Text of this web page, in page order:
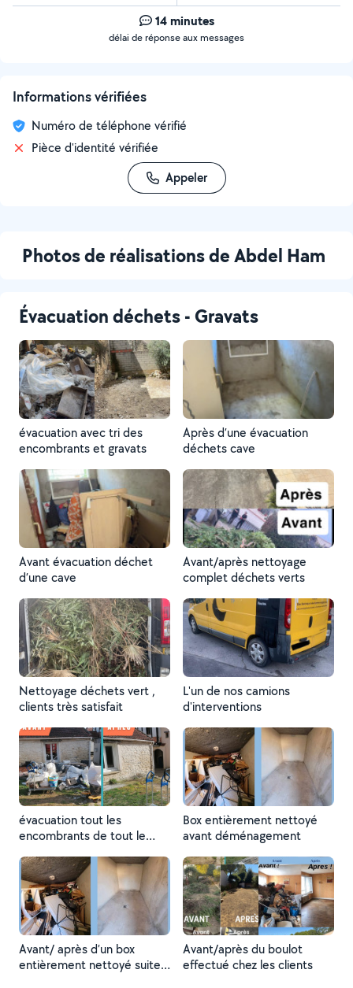
14 minutes
délai de réponse aux messages
Informations vérifiées
Numéro de téléphone vérifié
Pièce d'identité vérifiée
Appeler
Photos de réalisations de Abdel Ham
Évacuation déchets - Gravats
évacuation avec tri des
encombrants et gravats
Après d’une évacuation
déchets cave
Avant évacuation déchet
d’une cave
Avant/après nettoyage
complet déchets verts
Nettoyage déchets vert ,
clients très satisfait
L'un de nos camions
d'interventions
évacuation tout les
encombrants de tout le
travaux .
Box entièrement nettoyé
avant déménagement
Avant/ après d’un box
entièrement nettoyé suite à
Avant/après du boulot
effectué chez les clients